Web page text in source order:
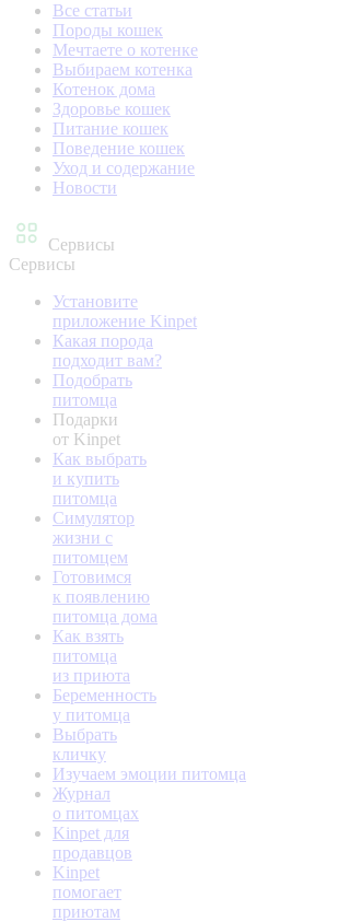
Все статьи
Породы кошек
Мечтаете о котенке
Выбираем котенка
Котенок дома
Здоровье кошек
Питание кошек
Поведение кошек
Уход и содержание
Новости
Сервисы
Сервисы
Установите
приложение Kinpet
Какая порода
подходит вам?
Подобрать
питомца
Подарки
от Kinpet
Как выбрать
и купить
питомца
Симулятор
жизни с
питомцем
Готовимся
к появлению
питомца дома
Как взять
питомца
из приюта
Беременность
у питомца
Выбрать
кличку
Изучаем эмоции питомца
Журнал
о питомцах
Kinpet для
продавцов
Kinpet
помогает
приютам